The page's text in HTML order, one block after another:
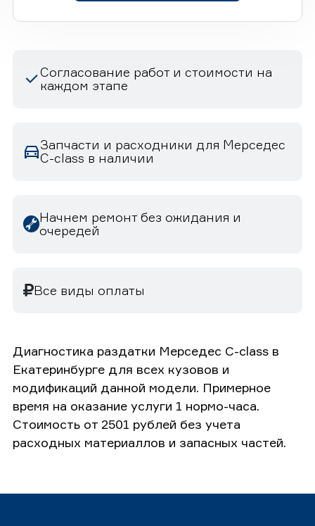
Согласование работ и стоимости на
каждом этапе
Запчасти и расходники для Мерседес
C-class в наличии
Начнем ремонт без ожидания и
очередей
Все виды оплаты
Диагностика раздатки Мерседес C-class в
Екатеринбурге для всех кузовов и
модификаций данной модели. Примерное
время на оказание услуги 1 нормо-часа.
Стоимость от 2501 рублей без учета
расходных материаллов и запасных частей.